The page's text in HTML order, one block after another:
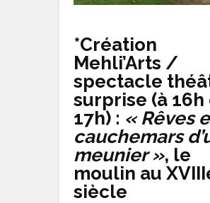
*Création
Mehli’Arts /
spectacle
surprise (à 16h
17h) : « Rêves
cauchemars
meunier », le
moulin au
siècle